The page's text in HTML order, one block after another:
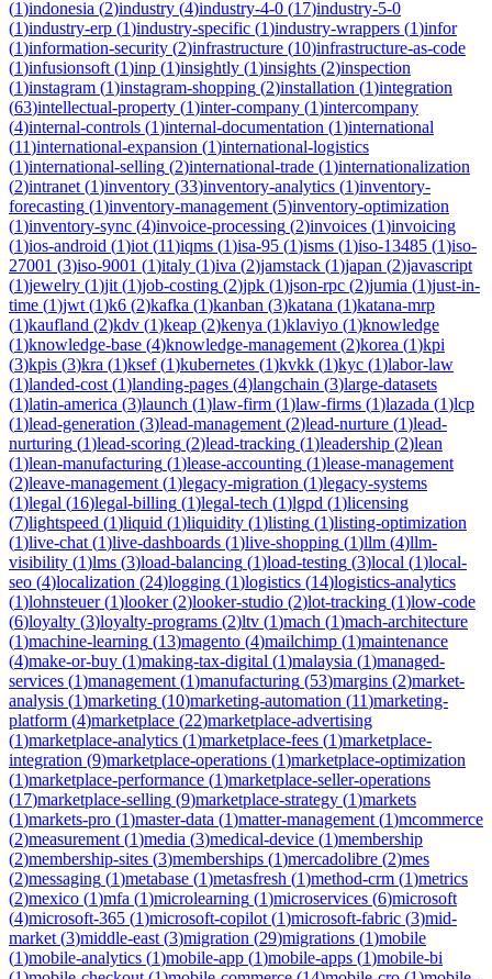
(1)indonesia (2)industry (4)industry-4-0 (17)industry-5-0
(1)industry-erp (1)industry-specific (1)industry-wrappers (1)infor
(1)information-security (2)infrastructure (10)infrastructure-as-code
(1)infusionsoft (1)inp (1)insightly (1)insights (2)inspection
(1)instagram (1)instagram-shopping (2)installation (1)integration
(63)intellectual-property (1)inter-company (1)intercompany
(4)internal-controls (1)internal-documentation (1)international
(11)international-expansion (1)international-logistics
(1)international-selling (2)international-trade (1)internationalization
(2)intranet (1)inventory (33)inventory-analytics (1)inventory-
forecasting (1)inventory-management (5)inventory-optimization
(1)inventory-sync (4)invoice-processing (2)invoices (1)invoicing
(1)ios-android (1)iot (11)iqms (1)isa-95 (1)isms (1)iso-13485 (1)iso-
27001 (3)iso-9001 (1)italy (1)iva (2)jamstack (1)japan (2)javascript
(1)jewelry (1)jit (1)job-costing (2)jpk (1)json-rpc (2)jumia (1)just-in-
time (1)jwt (1)k6 (2)kafka (1)kanban (3)katana (1)katana-mrp
(1)kaufland (2)kdv (1)keap (2)kenya (1)klaviyo (1)knowledge
(1)knowledge-base (4)knowledge-management (2)korea (1)kpi
(3)kpis (3)kra (1)ksef(1)kubernetes (1)kvkk (1)kyc (1)labor-law
(1)landed-cost (1)landing-pages (4)langchain (3)large-datasets
(1)latin-america (3)launch (1)law-firm (1)law-firms (1)lazada (1)lcp
(1)lead-generation (3)lead-management (2)lead-nurture (1)lead-
nurturing (1)lead-scoring (2)lead-tracking (1)leadership (2)lean
(1)lean-manufacturing (1)lease-accounting (1)lease-management
(2)leave-management (1)legacy-migration (1)legacy-systems
(1)legal (16)legal-billing (1)legal-tech (1)lgpd (1)licensing
(7)lightspeed (1)liquid (1)liquidity (1)listing (1)listing-optimization
(1)live-chat (1)live-dashboards (1)live-shopping (1)llm (4)llm-
visibility (1)lms (3)load-balancing (1)load-testing (3)local (1)local-
seo (4)localization (24)logging (1)logistics (14)logistics-analytics
(1)lohnsteuer(1)looker(2)looker-studio (2)lot-tracking (1)low-code
(6)loyalty (3)loyalty-programs (2)ltv (1)mach (1)mach-architecture
(1)machine-learning (13)magento (4)mailchimp (1)maintenance
(4)make-or-buy (1)making-tax-digital (1)malaysia (1)managed-
services (1)management (1)manufacturing (53)margins (2)market-
analysis (1)marketing (10)marketing-automation (11)marketing-
platform (4)marketplace (22)marketplace-advertising
(1)marketplace-analytics (1)marketplace-fees (1)marketplace-
integration (9)marketplace-operations (1)marketplace-optimization
(1)marketplace-performance (1)marketplace-seller-operations
(17)marketplace-selling (9)marketplace-strategy (1)markets
(1)markets-pro (1)master-data (1)matter-management (1)mcommerce
(2)measurement (1)media (3)medical-device (1)membership
(2)membership-sites (3)memberships (1)mercadolibre (2)mes
(2)messaging (1)metabase (1)metasfresh (1)method-crm (1)metrics
(2)mexico (1)mfa (1)microlearning (1)microservices (6)microsoft
(4)microsoft-365 (1)microsoft-copilot (1)microsoft-fabric (3)mid-
market (3)middle-east (3)migration (29)migrations (1)mobile
(1)mobile-analytics (1)mobile-app (1)mobile-apps (1)mobile-bi